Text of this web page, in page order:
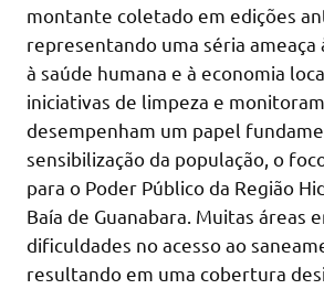
montante coletado em edições
representando uma séria ameaça
à saúde humana e à economia
iniciativas de limpeza e
desempenham um papel
sensibilização da população, o
para o Poder Público da Região
Baía de Guanabara. Muitas áreas
dificuldades no acesso ao
resultando em uma cobertura